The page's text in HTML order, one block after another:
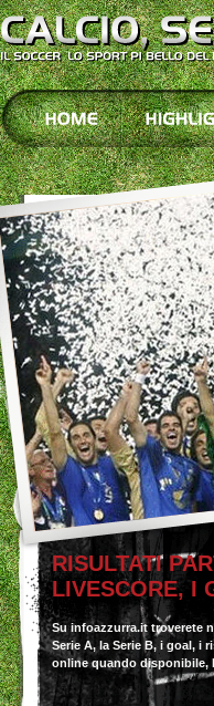
RISULTATI
LIVESCORE, I
Su infoazzurra.it troverete
Serie A, la Serie B, i goal, i
online quando disponibile,